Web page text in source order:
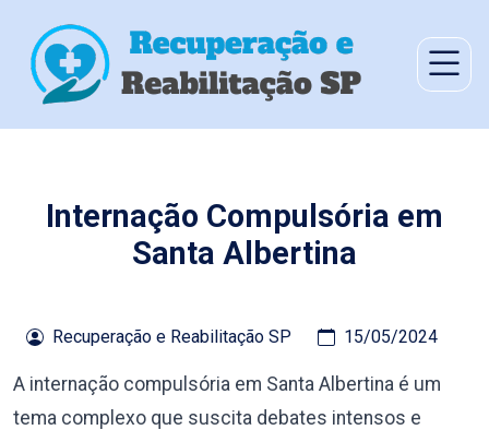
Internação Compulsória em
Santa Albertina
Recuperação e Reabilitação SP 15/05/2024
A internação compulsória em Santa Albertina é um
tema complexo que suscita debates intensos e